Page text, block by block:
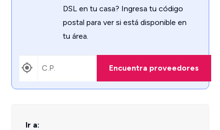
DSL en tu casa? Ingresa tu código
postal para ver si está disponible en
tu área.
Encuentra proveedores
Ir a: